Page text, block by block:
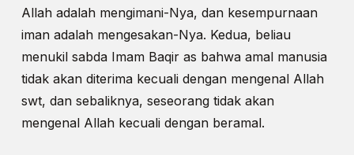
Allah adalah mengimani-Nya, dan kesempurnaan
iman adalah mengesakan-Nya. Kedua, beliau
menukil sabda Imam Baqir as bahwa amal manusia
tidak akan diterima kecuali dengan mengenal Allah
swt, dan sebaliknya, seseorang tidak akan
mengenal Allah kecuali dengan beramal.